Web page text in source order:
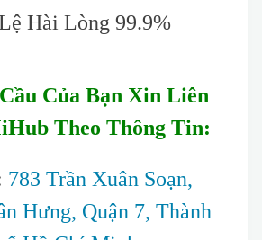
Hài Lòng 99.9%
Của Bạn Xin Liên
Theo Thông Tin:
783 Trần Xuân Soạn,
Hưng, Quận 7, Thành